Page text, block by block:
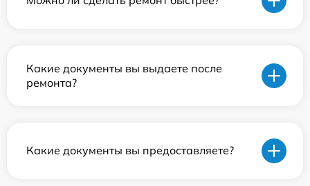
Какие документы вы выдаете после
ремонта?
Какие документы вы предоставляете?